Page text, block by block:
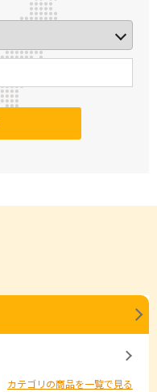
カテゴリの商品を一覧で見る